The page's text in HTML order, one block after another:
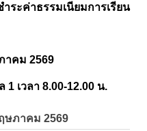
ระค่าธรรมเนียมการเรียน
าคม 2569
1 เวลา 8.00-12.00 น.
ษภาคม 2569